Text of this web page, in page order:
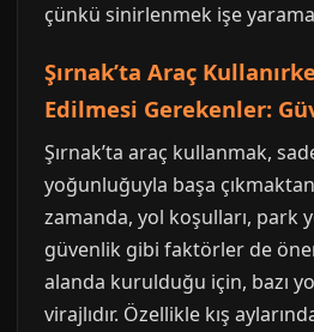
çünkü sinirlenmek işe
Şırnak’ta Araç
Edilmesi Gerekenler:
Şırnak’ta araç kullanmak,
yoğunluğuyla başa
zamanda, yol koşulları, park
güvenlik gibi faktörler de
alanda kurulduğu için, bazı
virajlıdır. Özellikle kış